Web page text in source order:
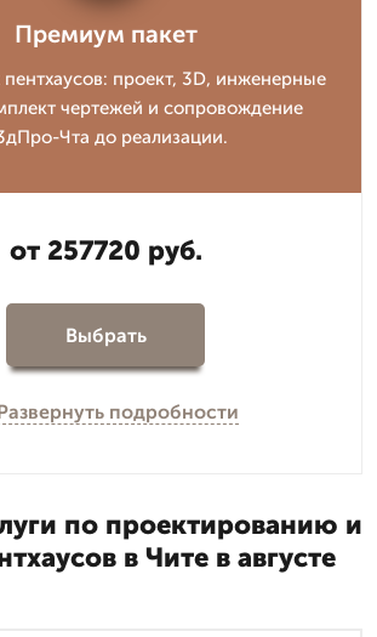
Премиум пакет
проект, 3D, инженерные
чертежей и сопровождение
Чта до реализации.
от 257720 руб.
Выбрать
подробности
по проектированию и
в Чите в августе